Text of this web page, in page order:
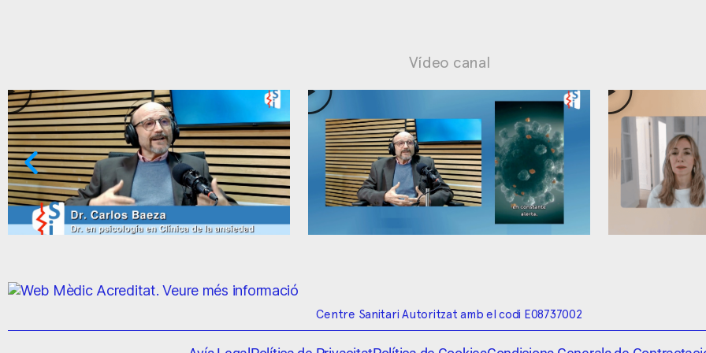
Vídeo canal
Ansietat: maneig contraproduent
Centre Sanitari Autoritzat amb el codi E08737002